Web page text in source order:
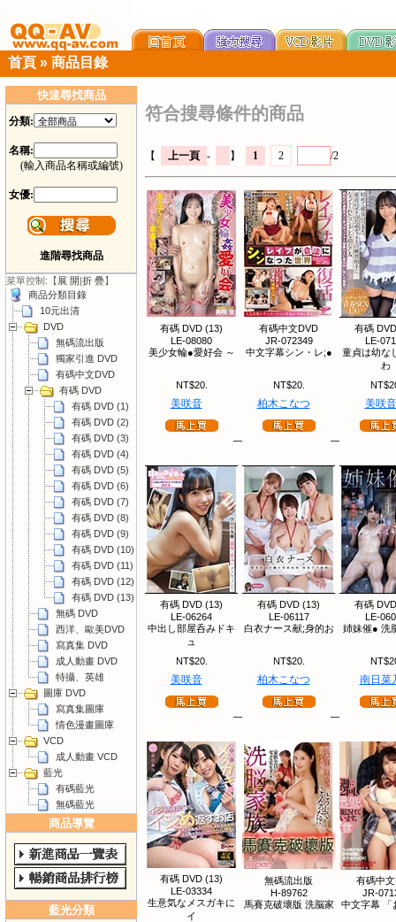
首頁 » 商品目錄
快速尋找商品
分類:
名稱:
(輸入商品名稱或編號)
女優:
進階尋找商品
菜單控制:【展 開|折 疊】
商品分類目錄
10元出清
DVD
無碼流出版
獨家引進 DVD
有碼中文DVD
有碼 DVD
有碼 DVD (1)
有碼 DVD (2)
有碼 DVD (3)
有碼 DVD (4)
有碼 DVD (5)
有碼 DVD (6)
有碼 DVD (7)
有碼 DVD (8)
有碼 DVD (9)
有碼 DVD (10)
有碼 DVD (11)
有碼 DVD (12)
有碼 DVD (13)
無碼 DVD
西洋、歐美DVD
寫真集 DVD
成人動畫 DVD
特攝、英雄
圖庫 DVD
寫真集圖庫
情色漫畫圖庫
VCD
成人動畫 VCD
藍光
有碼藍光
無碼藍光
商品導覽
藍光分類
符合搜尋條件的商品
【 上一頁 - 】 1 2 /2
有碼 DVD (13)
LE-08080
美少女輪●愛好会 ～
NT$20.
美咲音
有碼中文DVD
JR-072349
中文字幕シン・レ;●
NT$20.
柏木こなつ
有碼
LE-
童貞は幼な
わ
美咲音
有碼 DVD (13)
LE-06264
中出し部屋呑みドキ
ュ
NT$20.
美咲音
有碼 DVD (13)
LE-06117
白衣ナース献;身的お
NT$20.
柏木こなつ
有碼
LE-
姉妹催● 洗
南日菜
有碼 DVD (13)
LE-03334
生意気なメスガキに
イ
無碼流出版
H-89762
馬賽克破壞版 洗脳家
有碼中
JR-
中文字幕 「